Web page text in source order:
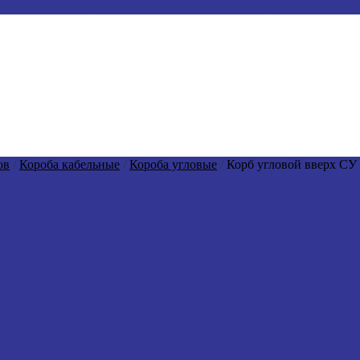
/Короба кабельные /Короба угловые /Корб угловой вверх